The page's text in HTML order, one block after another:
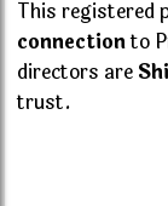
This registered
connectionto
directors are
trust.